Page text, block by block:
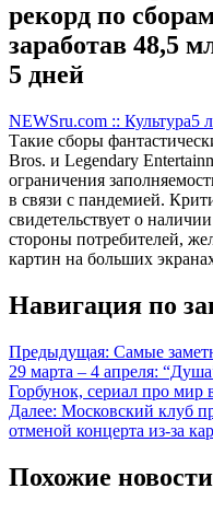
рекорд по
заработав 48,5
5 дней
NEWSru.com :: Культура5
Такие сборы
Bros. и Legendary
ограничения
в связи с пандемией.
свидетельствует о
стороны потребителей,
картин на больших
Навигация по
Предыдущая: Самые
29 марта – 4 апреля:
Горбунок, сериал про мир
Далее: Московский клуб
отменой концерта из-за
Похожие новости